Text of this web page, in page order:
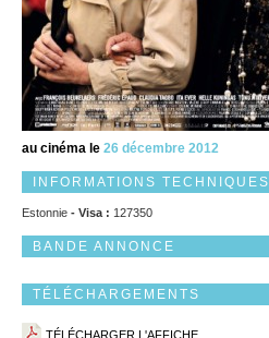
au cinéma le 26 décembre 2012
INFORMATIONS TECHNIQUES
Estonnie - Visa : 127350
BANDE ANNONCE
TÉLÉCHARGEMENTS
TÉLÉCHARGER L'AFFICHE